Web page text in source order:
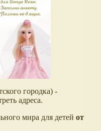
городка) -
адреса.
мира для детей от